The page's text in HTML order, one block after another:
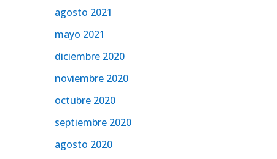
agosto 2021
mayo 2021
diciembre 2020
noviembre 2020
octubre 2020
septiembre 2020
agosto 2020